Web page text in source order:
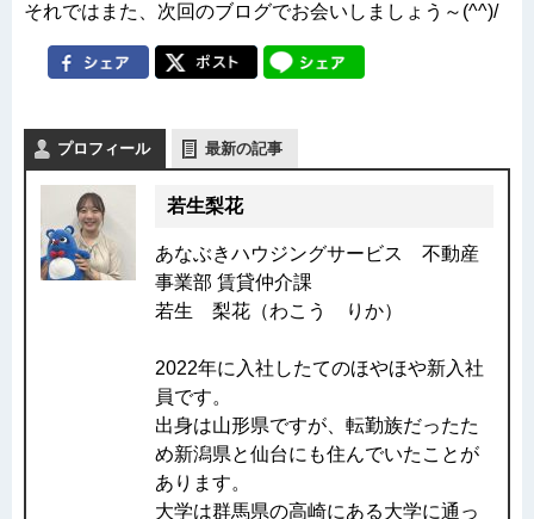
それではまた、次回のブログでお会いしましょう～(^^)/
プロフィール 最新の記事
若生梨花
あなぶきハウジングサービス 不動産
事業部 賃貸仲介課
若生 梨花（わこう りか）
2022年に入社したてのほやほや新入社
員です。
出身は山形県ですが、転勤族だったた
め新潟県と仙台にも住んでいたことが
あります。
大学は群馬県の高崎にある大学に通っ